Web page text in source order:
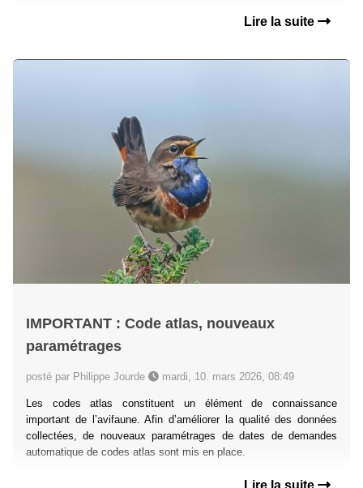
Lire la suite
IMPORTANT : Code atlas, nouveaux
paramétrages
posté par Philippe Jourde mardi, 10. mars 2026, 08:49
Les codes atlas constituent un élément de connaissance
important de l’avifaune. Afin d’améliorer la qualité des données
collectées, de nouveaux paramétrages de dates de demandes
automatique de codes atlas sont mis en place.
Lire la suite